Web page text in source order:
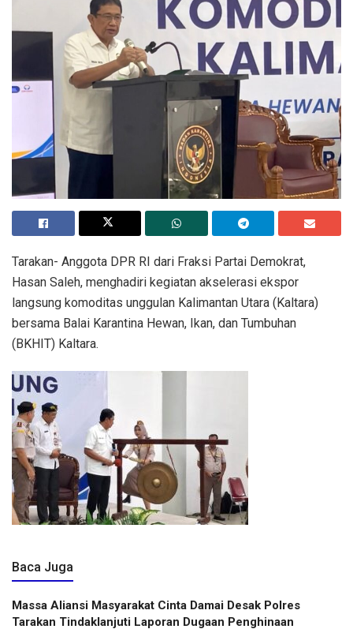
Tarakan- Anggota DPR RI dari Fraksi Partai Demokrat,
Hasan Saleh, menghadiri kegiatan akselerasi ekspor
langsung komoditas unggulan Kalimantan Utara (Kaltara)
bersama Balai Karantina Hewan, Ikan, dan Tumbuhan
(BKHIT) Kaltara.
Baca Juga
Massa Aliansi Masyarakat Cinta Damai Desak Polres
Tarakan Tindaklanjuti Laporan Dugaan Penghinaan